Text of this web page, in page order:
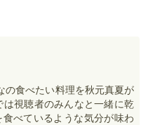
の食べたい料理を秋元真夏が
視聴者のみんなと一緒に乾
べているような気分が味わ